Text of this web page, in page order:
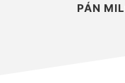
PÁN